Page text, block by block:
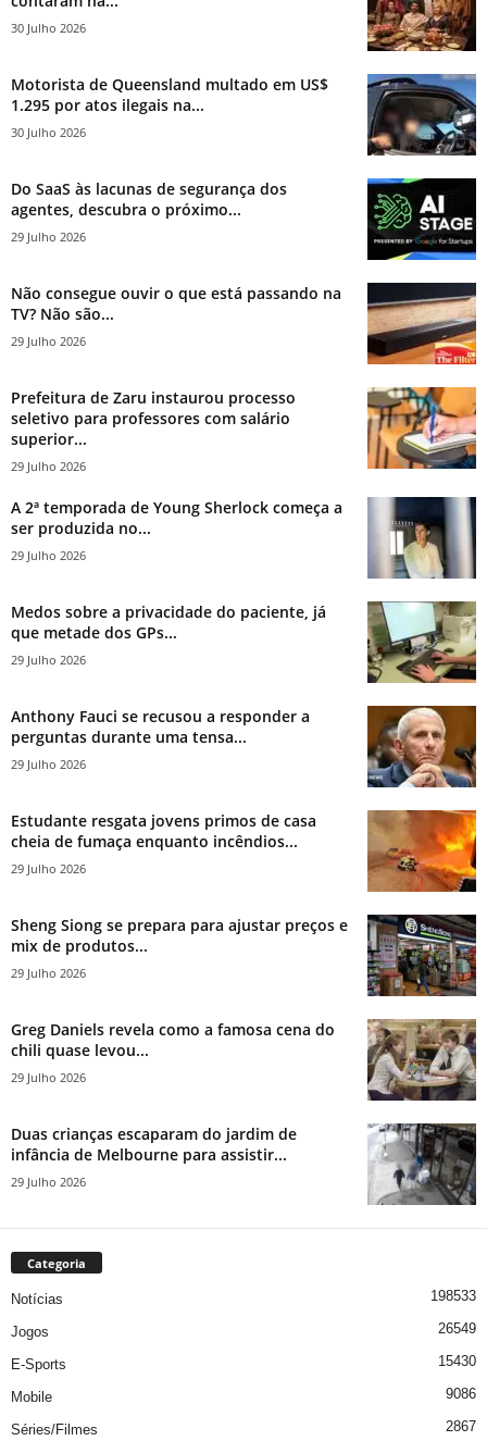
30 Julho 2026
Motorista de Queensland multado em US$
1.295 por atos ilegais na...
30 Julho 2026
Do SaaS às lacunas de segurança dos
agentes, descubra o próximo...
29 Julho 2026
Não consegue ouvir o que está passando na
TV? Não são...
29 Julho 2026
Prefeitura de Zaru instaurou processo
seletivo para professores com salário
superior...
29 Julho 2026
A 2ª temporada de Young Sherlock começa a
ser produzida no...
29 Julho 2026
Medos sobre a privacidade do paciente, já
que metade dos GPs...
29 Julho 2026
Anthony Fauci se recusou a responder a
perguntas durante uma tensa...
29 Julho 2026
Estudante resgata jovens primos de casa
cheia de fumaça enquanto incêndios...
29 Julho 2026
Sheng Siong se prepara para ajustar preços e
mix de produtos...
29 Julho 2026
Greg Daniels revela como a famosa cena do
chili quase levou...
29 Julho 2026
Duas crianças escaparam do jardim de
infância de Melbourne para assistir...
29 Julho 2026
Categoria
Notícias 198533
Jogos 26549
E-Sports 15430
Mobile 9086
Séries/Filmes 2867